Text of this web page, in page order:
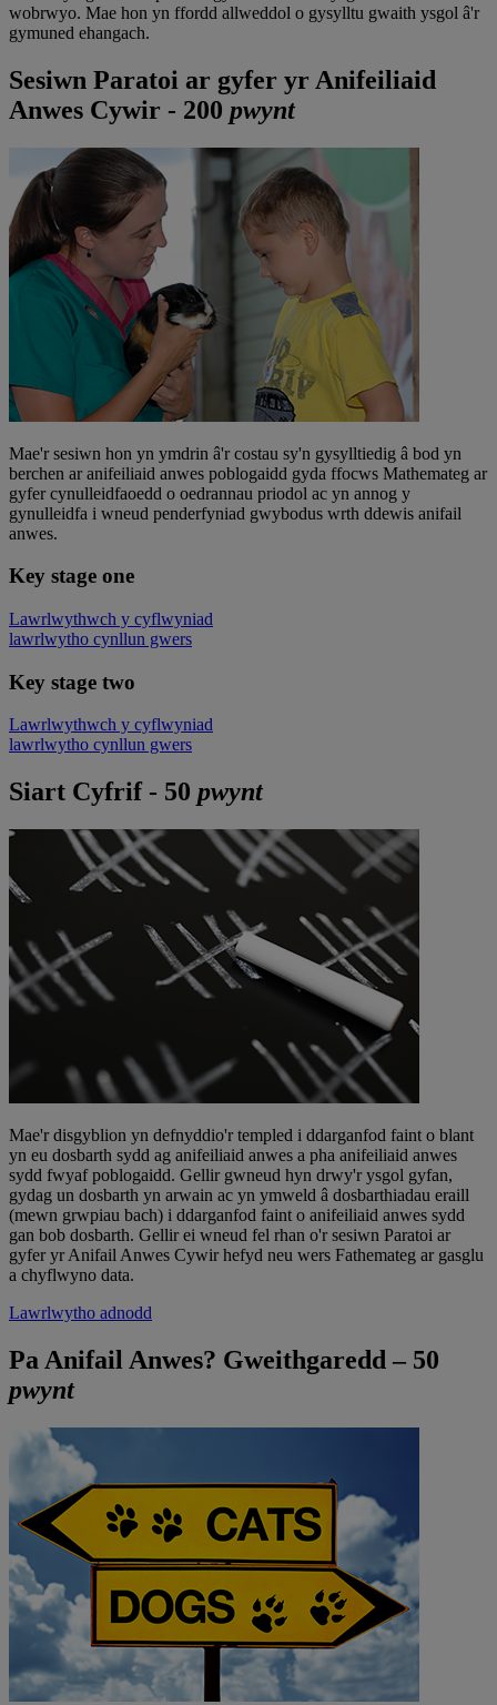
wobrwyo. Mae hon yn ffordd allweddol o gysylltu gwaith ysgol â'r
gymuned ehangach.
Sesiwn Paratoi ar gyfer yr Anifeiliaid
Anwes Cywir - 200 pwynt
Mae'r sesiwn hon yn ymdrin â'r costau sy'n gysylltiedig â bod yn
berchen ar anifeiliaid anwes poblogaidd gyda ffocws Mathemateg ar
gyfer cynulleidfaoedd o oedrannau priodol ac yn annog y
gynulleidfa i wneud penderfyniad gwybodus wrth ddewis anifail
anwes.
Key stage one
Lawrlwythwch y cyflwyniad
lawrlwytho cynllun gwers
Key stage two
Lawrlwythwch y cyflwyniad
lawrlwytho cynllun gwers
Siart Cyfrif - 50 pwynt
Mae'r disgyblion yn defnyddio'r templed i ddarganfod faint o blant
yn eu dosbarth sydd ag anifeiliaid anwes a pha anifeiliaid anwes
sydd fwyaf poblogaidd. Gellir gwneud hyn drwy'r ysgol gyfan,
gydag un dosbarth yn arwain ac yn ymweld â dosbarthiadau eraill
(mewn grwpiau bach) i ddarganfod faint o anifeiliaid anwes sydd
gan bob dosbarth. Gellir ei wneud fel rhan o'r sesiwn Paratoi ar
gyfer yr Anifail Anwes Cywir hefyd neu wers Fathemateg ar gasglu
a chyflwyno data.
Lawrlwytho adnodd
Pa Anifail Anwes? Gweithgaredd – 50
pwynt